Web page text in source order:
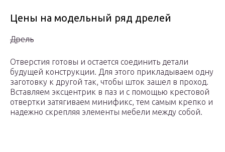
Цены на модельный ряд дрелей
Дрель
Отверстия готовы и остается соединить детали
будущей конструкции. Для этого прикладываем одну
заготовку к другой так, чтобы шток зашел в проход.
Вставляем эксцентрик в паз и с помощью крестовой
отвертки затягиваем минификс, тем самым крепко и
надежно скрепляя элементы мебели между собой.